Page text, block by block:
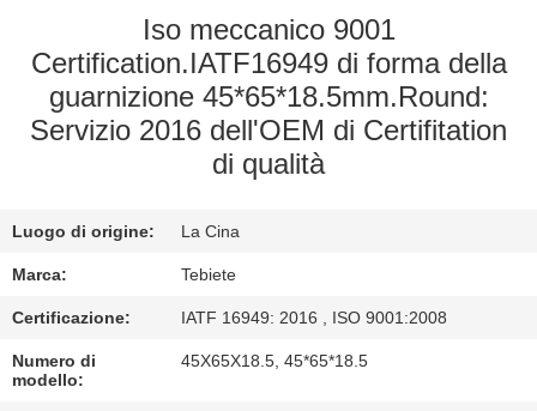
FABBRICA
CONTROLLO
DI
CONTATTICI
NOTIZIE
Iso meccanico 9001
Certification.IATF16949 di forma della
guarnizione 45*65*18.5mm.Round:
Servizio 2016 dell'OEM di Certifitation
di qualità
Luogo di origine: La Cina
Marca: Tebiete
Certificazione: IATF 16949: 2016 , ISO 9001:2008
Numero di
modello:
45X65X18.5, 45*65*18.5